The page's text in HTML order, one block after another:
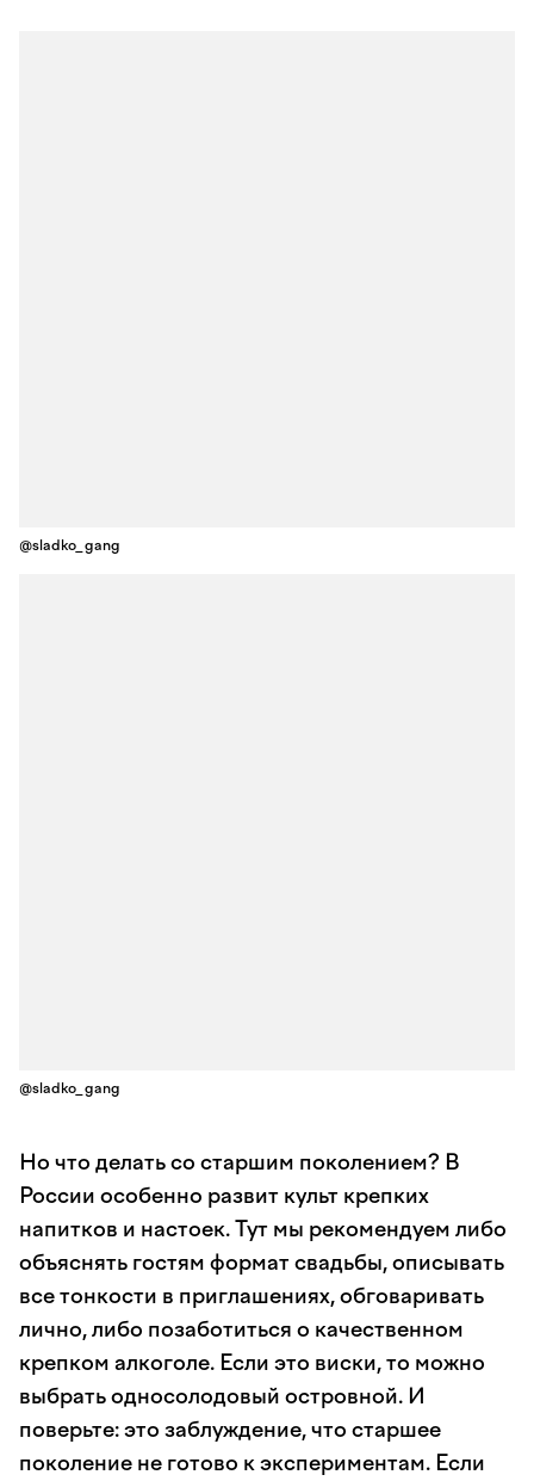
@sladko_gang
@sladko_gang
Но что делать со старшим поколением? В
России особенно развит культ крепких
напитков и настоек. Тут мы рекомендуем либо
объяснять гостям формат свадьбы, описывать
все тонкости в приглашениях, обговаривать
лично, либо позаботиться о качественном
крепком алкоголе. Если это виски, то можно
выбрать односолодовый островной. И
поверьте: это заблуждение, что старшее
поколение не готово к экспериментам. Если